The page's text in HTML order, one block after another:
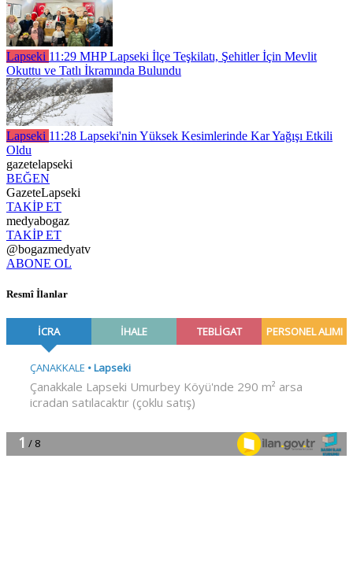
Lapseki 11:29 MHP Lapseki İlçe Teşkilatı, Şehitler İçin Mevlit
Okuttu ve Tatlı İkramında Bulundu
Lapseki 11:28 Lapseki'nin Yüksek Kesimlerinde Kar Yağışı Etkili
Oldu
gazetelapseki
BEĞEN
GazeteLapseki
TAKİP ET
medyabogaz
TAKİP ET
@bogazmedyatv
ABONE OL
Resmî İlanlar